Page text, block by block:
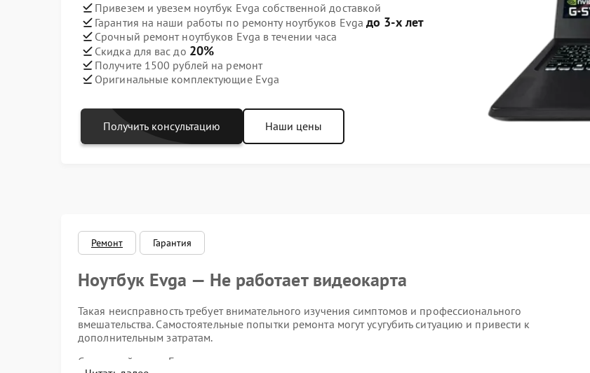
Привезем и увезем ноутбук Evga собственной доставкой
Гарантия на наши работы по ремонту ноутбуков Evga до 3-х лет
Срочный ремонт ноутбуков Evga в течении часа
Скидка для вас до 20%
Получите 1500 рублей на ремонт
Оригинальные комплектующие Evga
Получить консультацию Наши цены
Ремонт Гарантия
Ноутбук Evga — Не работает видеокарта
Такая неисправность требует внимательного изучения симптомов и профессионального
вмешательства. Самостоятельные попытки ремонта могут усугубить ситуацию и привести к
дополнительным затратам.
Сервисный центр Evga рекомендует не откладывать диагностику — чем раньше выявить причину